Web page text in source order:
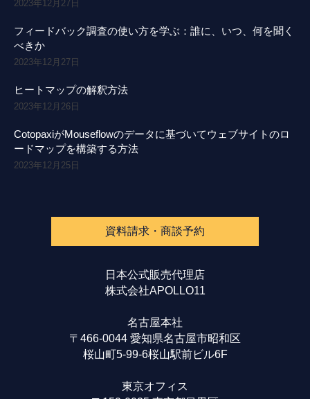
2023年12月27日
フィードバック調査の使い方を学ぶ：誰に、いつ、何を聞く
べきか
2023年12月27日
ヒートマップの解釈方法
2023年12月26日
CotopaxiがMouseflowのデータに基づいてウェブサイトのロ
ードマップを構築する方法
2023年12月25日
資料請求・商談予約
日本公式販売代理店
株式会社APOLLO11
名古屋本社
〒466-0044 愛知県名古屋市昭和区
桜山町5-99-6桜山駅前ビル6F
東京オフィス